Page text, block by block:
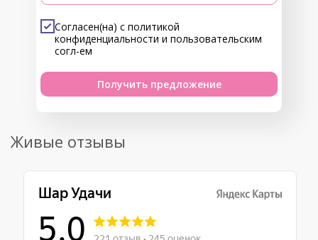
Согласен(на) с политикой
конфиденциальности и пользовательским
согл-ем
Получить предложение
Живые отзывы